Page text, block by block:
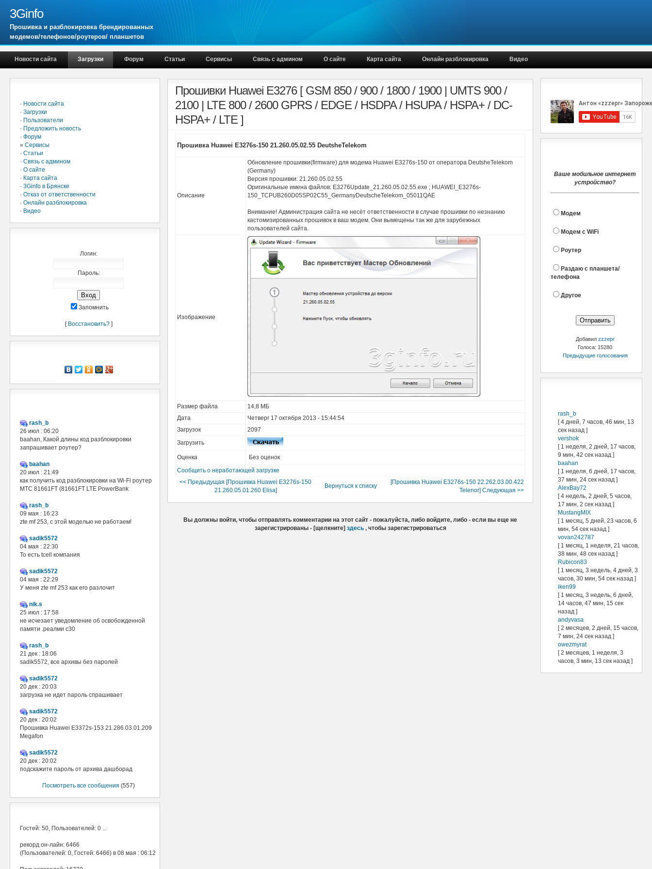
3Ginfo
Прошивка и разблокировка брендированных
модемов/телефонов/роутеров/ планшетов
Новости сайта Загрузки Форум Статьи Сервисы Связь с админом О сайте Карта сайта Онлайн разблокировка Видео
Ваше мобильное интернет
устройство?
Модем
Модем с WiFi
Роутер
Раздаю с планшета/
телефона
Другое
Добавил zzzepr
Голоса: 15280
Предыдущие голосования
rash_b
[ 4 дней, 7 часов, 46 мин, 13
сек назад ]
vershok
[ 1 неделя, 2 дней, 17 часов,
9 мин, 42 сек назад ]
baahan
[ 1 неделя, 6 дней, 17 часов,
37 мин, 24 сек назад ]
AlexBay72
[ 4 недель, 2 дней, 5 часов,
17 мин, 2 сек назад ]
MustangMIX
[ 1 месяц, 5 дней, 23 часов, 6
мин, 54 сек назад ]
vovan242787
[ 1 месяц, 1 неделя, 21 часов,
38 мин, 48 сек назад ]
Rubicon83
[ 1 месяц, 3 недель, 4 дней, 3
часов, 30 мин, 54 сек назад ]
iken99
[ 1 месяц, 3 недель, 6 дней,
14 часов, 47 мин, 15 сек
назад ]
andyvasa
[ 2 месяцев, 2 дней, 15 часов,
7 мин, 24 сек назад ]
owezmyrat
[ 2 месяцев, 1 неделя, 3
часов, 3 мин, 13 сек назад ]
· Новости сайта
· Загрузки
· Пользователи
· Предложить новость
· Форум
» Сервисы
· Статьи
· Связь с админом
· О сайте
· Карта сайта
· 3Ginfo в Брянске
· Отказ от ответственности
· Онлайн разблокировка
· Видео
Логин:
Пароль:
Запомнить
[ Восстановить?]
rash_b
26 июл : 06:20
baahan, Какой длины код разблокировки
запрашивает роутер?
baahan
20 июл : 21:49
как получить код разблокировки на Wi-Fi роутер
МТС 81661FT (81661FT LTE PowerBank
rash_b
09 мая : 16:23
zte mf 253, с этой моделью не работаем!
sadik5572
04 мая : 22:30
То есть tcell компания
sadik5572
04 мая : 22:29
У меня zte mf 253 как его разлочит
nik.s
25 июл : 17:58
не исчезает уведомление об освобожденной
памяти .реалми с30
rash_b
21 дек : 18:06
sadik5572, все архивы без паролей
sadik5572
20 дек : 20:03
загрузка не идет пароль спрашивает
sadik5572
20 дек : 20:02
Прошивка Huawei E3372s-153 21.286.03.01.209
Megafon
sadik5572
20 дек : 20:02
подскажите пароль от архива дашборад
Посмотреть все сообщения (557)
Гостей: 50, Пользователей: 0 ...
рекорд он-лайн: 6466
(Пользователей: 0, Гостей: 6466) в 08 мая : 06:12
Прошивки Huawei E3276 [ GSM 850 / 900 / 1800 / 1900 | UMTS 900 /
2100 | LTE 800 / 2600 GPRS / EDGE / HSDPA / HSUPA / HSPA+ / DC-
HSPA+ / LTE ]
Прошивка Huawei E3276s-150 21.260.05.02.55 DeutsheTelekom
Описание
Обновление прошивки(firmware) для модема Huawei E3276s-150 от оператора DeutsheTelekom
(Germany)
Версия прошивки: 21.260.05.02.55
Оригинальные имена файлов: E3276Update_21.260.05.02.55.exe ; HUAWEI_E3276s-
150_TCPUB260D05SP02C55_GermanyDeutscheTelekom_05011QAE
Внимание! Администрация сайта не несёт ответственности в случае прошивки по незнанию
кастомизированных прошивок в ваш модем. Они вымещены так же для зарубежных
пользователей сайта.
Изображение
Размер файла
14,8 МБ
Дата
Четверг 17 октября 2013 - 15:44:54
Загрузок
2097
Загрузить
Оценка
Без оценок
Сообщить о неработающей загрузке
<< Предыдущая [Прошивка Huawei E3276s-150
21.260.05.01.260 Elisa]
Вернуться к списку
[Прошивка Huawei E3276s-150 22.262.03.00.422
Telenor] Следующая >>
Вы должны войти, чтобы отправлять комментарии на этот сайт - пожалуйста, либо войдите, либо - если вы еще не
зарегистрированы - [щелкните] здесь, чтобы зарегистрироваться